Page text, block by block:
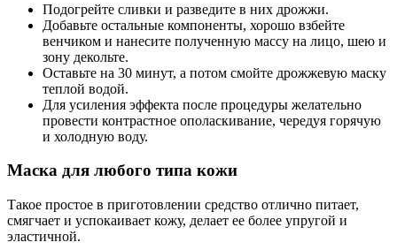
Подогрейте сливки и разведите в них дрожжи.
Добавьте остальные компоненты, хорошо взбейте
венчиком и нанесите полученную массу на лицо, шею и
зону декольте.
Оставьте на 30 минут, а потом смойте дрожжевую маску
теплой водой.
Для усиления эффекта после процедуры желательно
провести контрастное ополаскивание, чередуя горячую
и холодную воду.
Маска для любого типа кожи
Такое простое в приготовлении средство отлично питает,
смягчает и успокаивает кожу, делает ее более упругой и
эластичной.